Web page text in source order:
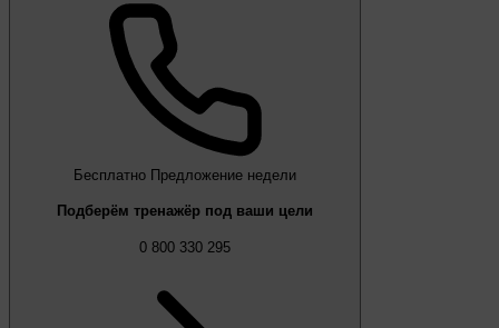
Бесплатно Предложение недели
Подберём тренажёр под ваши цели
0 800 330 295